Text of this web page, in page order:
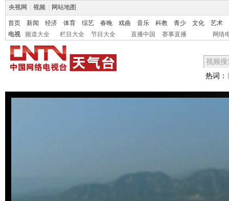
央视网 视频 网站地图
首页 新闻 经济 体育 综艺 春晚 戏曲 音乐 科教 青少 文化
艺术
电视
频道大全 栏目大全 节目大全 直播中国 赛事直播 网络
热词：